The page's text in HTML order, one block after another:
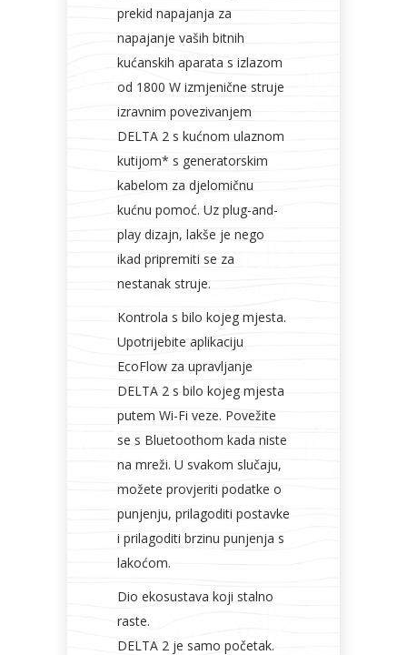
prekid napajanja za
napajanje vaših bitnih
kućanskih aparata s izlazom
od 1800 W izmjenične struje
izravnim povezivanjem
DELTA 2 s kućnom ulaznom
kutijom* s generatorskim
kabelom za djelomičnu
kućnu pomoć. Uz plug-and-
play dizajn, lakše je nego
ikad pripremiti se za
nestanak struje.
Kontrola s bilo kojeg mjesta.
Upotrijebite aplikaciju
EcoFlow za upravljanje
DELTA 2 s bilo kojeg mjesta
putem Wi-Fi veze. Povežite
se s Bluetoothom kada niste
na mreži. U svakom slučaju,
možete provjeriti podatke o
punjenju, prilagoditi postavke
i prilagoditi brzinu punjenja s
lakoćom.
Dio ekosustava koji stalno
raste.
DELTA 2 je samo početak.